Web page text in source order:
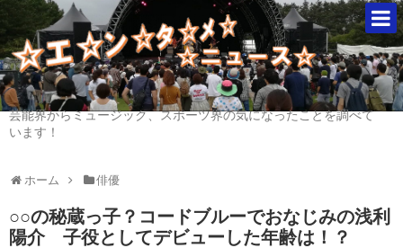
芸能界からミュージック、スポーツ界の気になったことを調べて
います！
ホーム 俳優
○○の秘蔵っ子？コードブルーでおなじみの浅利
陽介 子役としてデビューした年齢は！？